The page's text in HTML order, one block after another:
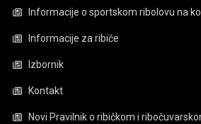
Informacije o sportskom ribolovu na
Informacije za ribiče
Izbornik
Kontakt
Novi Pravilnik o ribičkom i